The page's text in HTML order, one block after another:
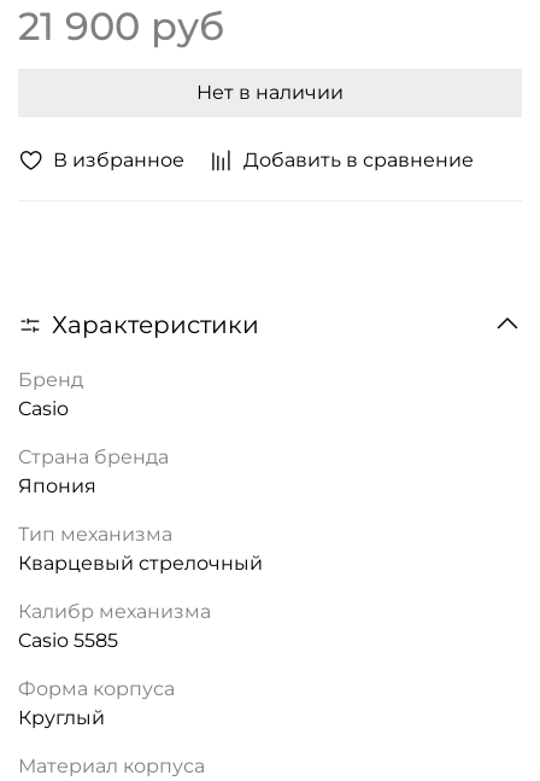
В избранное Добавить в сравнение
21 900 руб
Нет в наличии
Характеристики
Бренд
Casio
Страна бренда
Япония
Тип механизма
Кварцевый стрелочный
Калибр механизма
Casio 5585
Форма корпуса
Круглый
Материал корпуса